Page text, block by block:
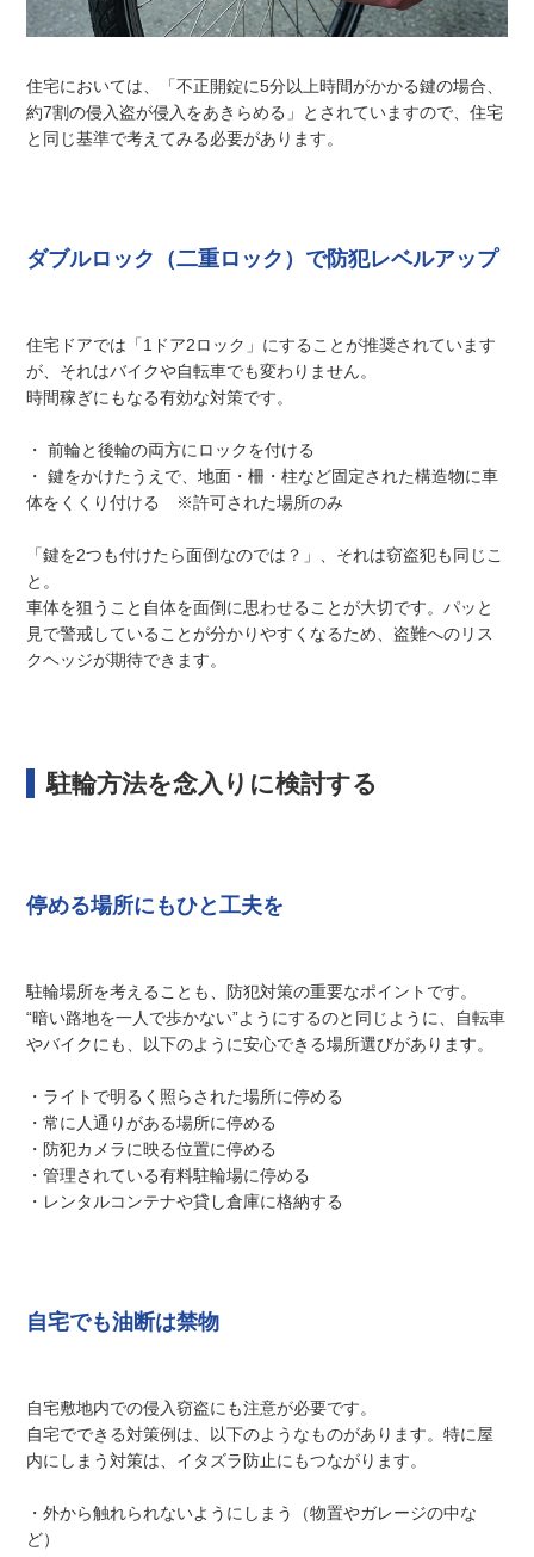
住宅においては、「不正開錠に5分以上時間がかかる鍵の場合、
約7割の侵入盗が侵入をあきらめる」とされていますので、住宅
と同じ基準で考えてみる必要があります。
ダブルロック（二重ロック）で防犯レベルアップ
住宅ドアでは「1ドア2ロック」にすることが推奨されています
が、それはバイクや自転車でも変わりません。
時間稼ぎにもなる有効な対策です。
・ 前輪と後輪の両方にロックを付ける
・ 鍵をかけたうえで、地面・柵・柱など固定された構造物に車
体をくくり付ける ※許可された場所のみ
「鍵を2つも付けたら面倒なのでは？」、それは窃盗犯も同じこ
と。
車体を狙うこと自体を面倒に思わせることが大切です。パッと
見で警戒していることが分かりやすくなるため、盗難へのリス
クヘッジが期待できます。
駐輪方法を念入りに検討する
停める場所にもひと工夫を
駐輪場所を考えることも、防犯対策の重要なポイントです。
“暗い路地を一人で歩かない”ようにするのと同じように、自転車
やバイクにも、以下のように安心できる場所選びがあります。
・ライトで明るく照らされた場所に停める
・常に人通りがある場所に停める
・防犯カメラに映る位置に停める
・管理されている有料駐輪場に停める
・レンタルコンテナや貸し倉庫に格納する
自宅でも油断は禁物
自宅敷地内での侵入窃盗にも注意が必要です。
自宅でできる対策例は、以下のようなものがあります。特に屋
内にしまう対策は、イタズラ防止にもつながります。
・外から触れられないようにしまう（物置やガレージの中な
ど）